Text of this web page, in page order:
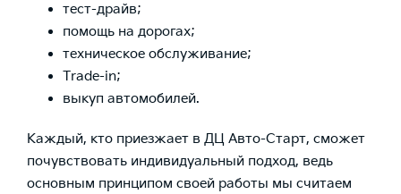
тест-драйв;
помощь на дорогах;
техническое обслуживание;
Trade-in;
выкуп автомобилей.
Каждый, кто приезжает в ДЦ Авто-Старт, сможет
почувствовать индивидуальный подход, ведь
основным принципом своей работы мы считаем